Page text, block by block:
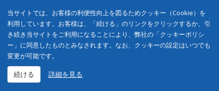
当サイトでは、お客様の利便性向上を図るためクッキー（Cookie）を
利用しています。お客様は、「続ける」のリンクをクリックするか、引
き続き当サイトをご利用になることにより、弊社の「クッキーポリシ
ー」に同意したものとみなされます。なお、クッキーの設定はいつでも
変更が可能です。
続ける 詳細を見る